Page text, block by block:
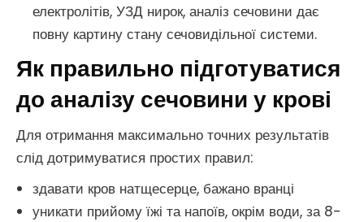
електролітів, УЗД нирок, аналіз сечовини дає
повну картину стану сечовидільної системи.
Як правильно підготуватися
до аналізу сечовини у крові
Для отримання максимально точних результатів
слід дотримуватися простих правил:
здавати кров натщесерце, бажано вранці
уникати прийому їжі та напоїв, окрім води, за 8-